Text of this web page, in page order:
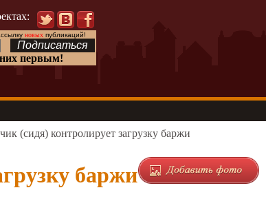
новыхпубликаций!
первым!
(сидя) контролирует загрузку баржи
баржи